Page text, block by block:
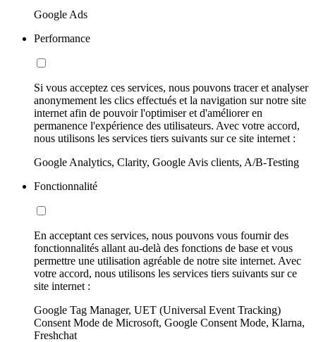
Google Ads
Performance
Si vous acceptez ces services, nous pouvons tracer et analyser
anonymement les clics effectués et la navigation sur notre site
internet afin de pouvoir l'optimiser et d'améliorer en
permanence l'expérience des utilisateurs. Avec votre accord,
nous utilisons les services tiers suivants sur ce site internet :
Google Analytics, Clarity, Google Avis clients, A/B-Testing
Fonctionnalité
En acceptant ces services, nous pouvons vous fournir des
fonctionnalités allant au-delà des fonctions de base et vous
permettre une utilisation agréable de notre site internet. Avec
votre accord, nous utilisons les services tiers suivants sur ce
site internet :
Google Tag Manager, UET (Universal Event Tracking)
Consent Mode de Microsoft, Google Consent Mode, Klarna,
Freshchat